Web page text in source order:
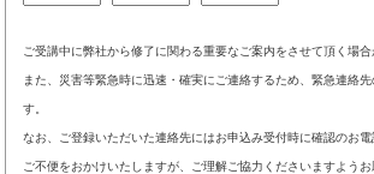
ご受講中に弊社から修了に関わる重要なご案内をさせて頂く場合
また、災害等緊急時に迅速・確実にご連絡するため、緊急連絡
す。
なお、ご登録いただいた連絡先にはお申込み受付時に確認のお電
ご不便をおかけいたしますが、ご理解ご協力くださいますようお